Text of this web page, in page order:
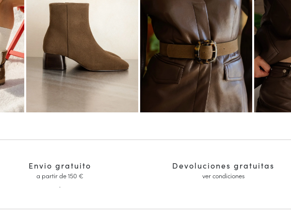
Envio gratuito
a partir de 150 €
.
Devoluciones gratuitas
ver condiciones